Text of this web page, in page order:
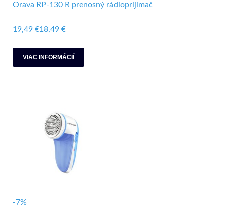
Orava RP-130 R prenosný rádioprijímač
19,49 €18,49 €
VIAC INFORMÁCIÍ
-7%